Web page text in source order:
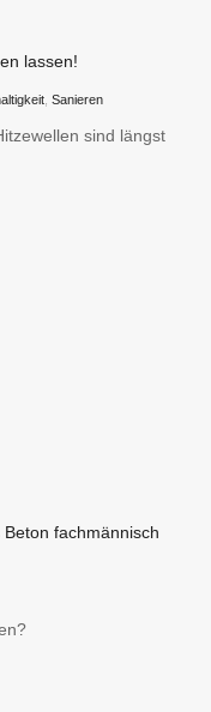
lassen!
Sanieren
sind längst
fachmännisch